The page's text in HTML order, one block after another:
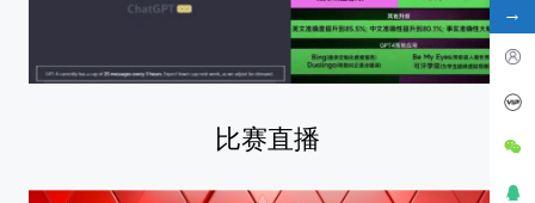
比赛直播
→